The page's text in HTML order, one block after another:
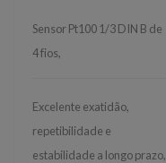
Sensor Pt100 1/3 DIN B de
4 fios,
Excelente exatidão,
repetibilidade e
estabilidade a longo prazo,